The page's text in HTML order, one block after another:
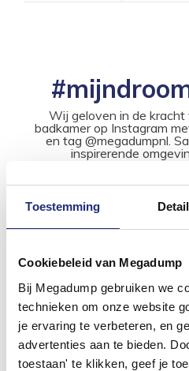
Toestemming
Cookiebeleid van Megadump
Bij Megadump gebruiken we
technieken om onze website
je ervaring te verbeteren, en
advertenties aan te bieden.
toestaan' te klikken, geef je
Wij geloven in de kracht
badkamer op Instagram
en tag @megadumpnl.
inspirerende